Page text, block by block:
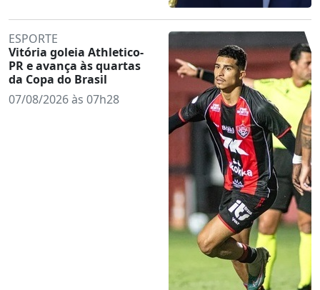
ESPORTE
Vitória goleia Athletico-
PR e avança às quartas
da Copa do Brasil
07/08/2026 às 07h28